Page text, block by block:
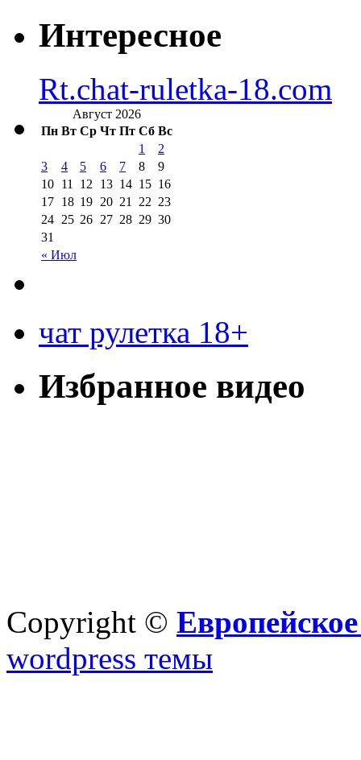
Интересное
Rt.chat-ruletka-18.com
Август 2026
Пн Вт Ср Чт Пт Сб Вс
« Июл
1
2
3
4 5 6 7 8
9
10 11 12 13 14 15 16
17 18 19 20 21 22 23
24 25 26 27 28 29 30
31
чат рулетка 18+
Избранное видео
Copyright ©
wordpress темы